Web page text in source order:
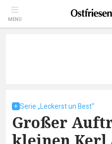
MENÜ
Serie „Leckerst un Best“
Großer